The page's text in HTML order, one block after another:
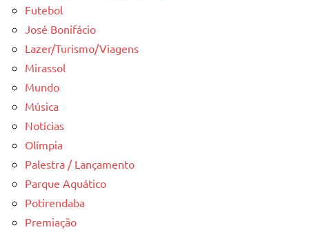
Futebol
José Bonifácio
Lazer/Turismo/Viagens
Mirassol
Mundo
Música
Notícias
Olímpia
Palestra / Lançamento
Parque Aquático
Potirendaba
Premiação